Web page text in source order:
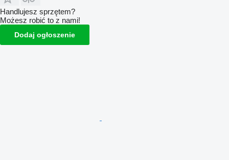
Handlujesz sprzętem?
Możesz robić to z nami!
Dodaj ogłoszenie